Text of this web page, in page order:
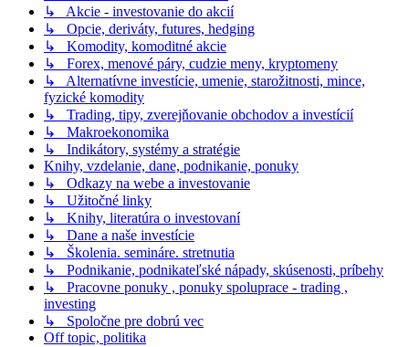
↳ Akcie - investovanie do akcií
↳ Opcie, deriváty, futures, hedging
↳ Komodity, komoditné akcie
↳ Forex, menové páry, cudzie meny, kryptomeny
↳ Alternatívne investície, umenie, starožitnosti, mince,
fyzické komodity
↳ Trading, tipy, zverejňovanie obchodov a investícií
↳ Makroekonomika
↳ Indikátory, systémy a stratégie
Knihy, vzdelanie, dane, podnikanie, ponuky
↳ Odkazy na webe a investovanie
↳ Užitočné linky
↳ Knihy, literatúra o investovaní
↳ Dane a naše investície
↳ Školenia. semináre. stretnutia
↳ Podnikanie, podnikateľské nápady, skúsenosti, príbehy
↳ Pracovne ponuky , ponuky spoluprace - trading ,
investing
↳ Spoločne pre dobrú vec
Off topic, politika